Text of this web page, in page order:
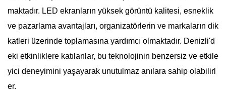
maktadır. LED ekranların yüksek görüntü kalitesi, esneklik
ve pazarlama avantajları, organizatörlerin ve markaların dik
katleri üzerinde toplamasına yardımcı olmaktadır. Denizli'd
eki etkinliklere katılanlar, bu teknolojinin benzersiz ve etkile
yici deneyimini yaşayarak unutulmaz anılara sahip olabilirl
er.